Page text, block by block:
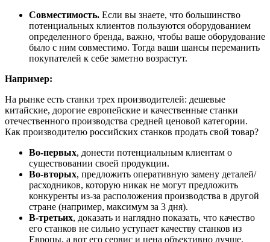
Совместимость. Если вы знаете, что большинство
потенциальных клиентов пользуются оборудованием
определенного бренда, важно, чтобы ваше оборудование
было с ним совместимо. Тогда ваши шансы переманить
покупателей к себе заметно возрастут.
Например:
На рынке есть станки трех производителей: дешевые
китайские, дорогие европейские и качественные станки
отечественного производства средней ценовой категории.
Как производителю российских станков продать свой товар?
Во-первых, донести потенциальным клиентам о
существовании своей продукции.
Во-вторых, предложить оперативную замену деталей/
расходников, которую никак не могут предложить
конкуренты из-за расположения производства в другой
стране (например, максимум за 3 дня).
В-третьих, доказать и наглядно показать, что качество
его станков не сильно уступает качеству станков из
Европы, а вот его сервис и цена объективно лучше.